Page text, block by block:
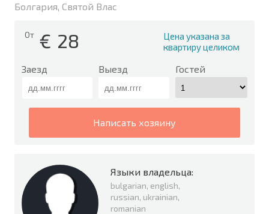
Болгария, Святой Влас
От € 28
Цена указана за
квартиру целиком
Заезд Выезд Гостей
написать хозяину
Языки владельца:
bulgarian, english,
russian, ukrainian,
romanian